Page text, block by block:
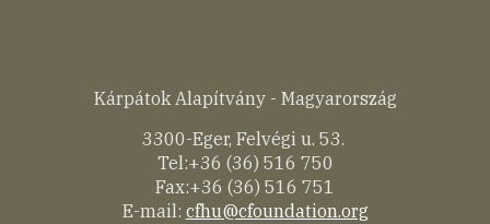
Kárpátok Alapítvány - Magyarország
3300-Eger, Felvégi u. 53.
Tel:+36 (36) 516 750
Fax:+36 (36) 516 751
E-mail: cfhu@cfoundation.org